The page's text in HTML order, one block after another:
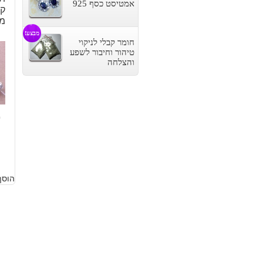
אמטיסט כסף 925
חומר קבלי לניקוי
טיהור וחיבור לשפע
והצלחה
מבצע!